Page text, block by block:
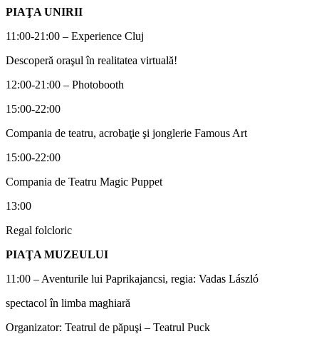
Link
Partajează
PIAŢA UNIRII
11:00-21:00 – Experience Cluj
Descoperă oraşul în realitatea virtuală!
12:00-21:00 – Photobooth
15:00-22:00
Compania de teatru, acrobaţie şi jonglerie Famous Art
15:00-22:00
Compania de Teatru Magic Puppet
13:00
Regal folcloric
PIAŢA MUZEULUI
11:00 – Aventurile lui Paprikajancsi, regia: Vadas László
spectacol în limba maghiară
Organizator: Teatrul de păpuşi – Teatrul Puck